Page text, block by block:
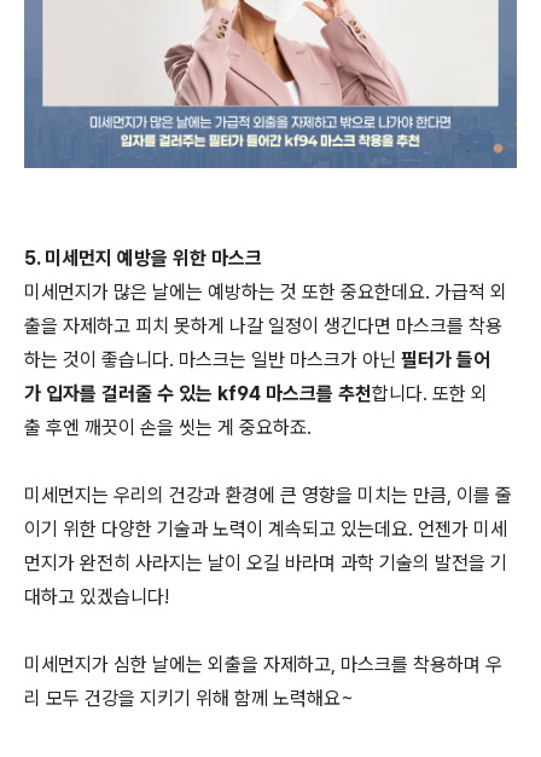
5. 미세먼지 예방을 위한 마스크
미세먼지가 많은 날에는 예방하는 것 또한 중요한데요. 가급적 외
출을 자제하고 피치 못하게 나갈 일정이 생긴다면 마스크를 착용
하는 것이 좋습니다. 마스크는 일반 마스크가 아닌 필터가 들어
가 입자를 걸러줄 수 있는 kf94 마스크를 추천합니다. 또한 외
출 후엔 깨끗이 손을 씻는 게 중요하죠.
미세먼지는 우리의 건강과 환경에 큰 영향을 미치는 만큼, 이를 줄
이기 위한 다양한 기술과 노력이 계속되고 있는데요. 언젠가 미세
먼지가 완전히 사라지는 날이 오길 바라며 과학 기술의 발전을 기
대하고 있겠습니다!
미세먼지가 심한 날에는 외출을 자제하고, 마스크를 착용하며 우
리 모두 건강을 지키기 위해 함께 노력해요~